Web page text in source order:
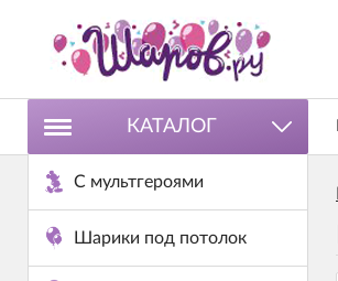
КАТАЛОГ
С мультгероями
Шарики под потолок